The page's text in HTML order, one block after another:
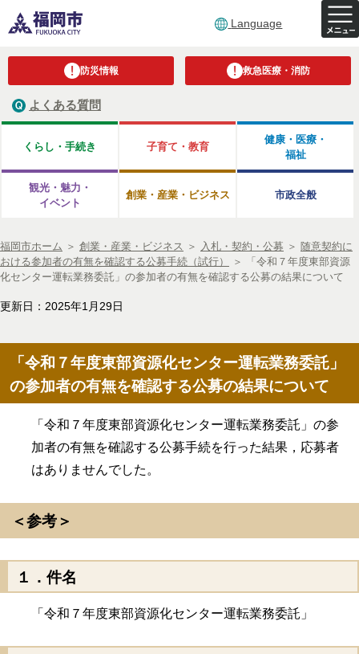
Language
防災情報 救急医療・消防
よくある質問
くらし・手続き 子育て・教育
健康・医療・
福祉
観光・魅力・
イベント
創業・産業・ビジネス 市政全般
福岡市ホーム ＞ 創業・産業・ビジネス ＞ 入札・契約・公募 ＞ 随意契約に
おける参加者の有無を確認する公募手続（試行）
＞
「令和７年度東部資源
化センター運転業務委託」の参加者の有無を確認する公募の結果について
更新日：2025年1月29日
「令和７年度東部資源化センター運転業務委託」
の参加者の有無を確認する公募の結果について
「令和７年度東部資源化センター運転業務委託」の参
加者の有無を確認する公募手続を行った結果，応募者
はありませんでした。
＜参考＞
１．件名
「令和７年度東部資源化センター運転業務委託」